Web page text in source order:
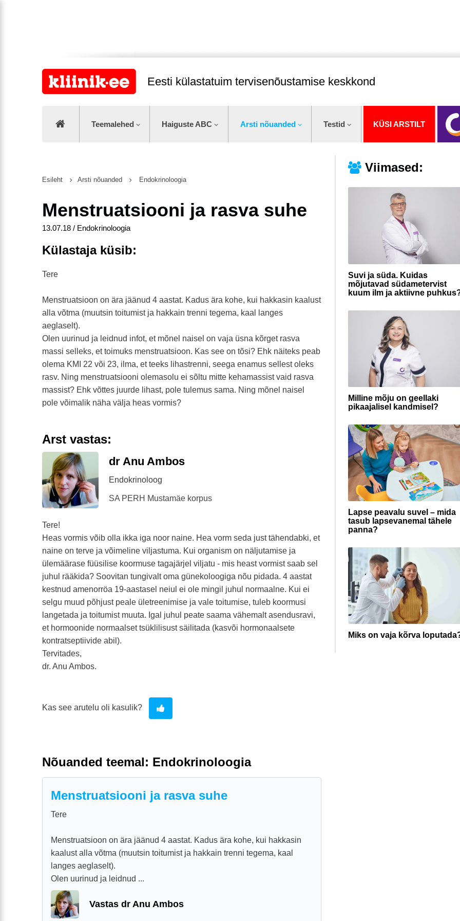
Eesti külastatuim tervisenõustamise keskkond
Teemalehed Haiguste ABC Arsti nõuanded Testid KÜSI ARSTILT
Viimased:
Suvi ja süda. Kuidas
mõjutavad südametervist
kuum ilm ja aktiivne
Milline mõju on geellaki
pikaajalisel kandmisel?
Lapse peavalu suvel – mida
tasub lapsevanemal tähele
panna?
Miks on vaja kõrva
Esileht Arsti nõuanded Endokrinoloogia
Menstruatsiooni ja rasva suhe
13.07.18 / Endokrinoloogia
Külastaja küsib:
Tere
Menstruatsioon on ära jäänud 4 aastat. Kadus ära kohe, kui hakkasin kaalust
alla võtma (muutsin toitumist ja hakkain trenni tegema, kaal langes
aeglaselt).
Olen uurinud ja leidnud infot, et mõnel naisel on vaja üsna kõrget rasva
massi selleks, et toimuks menstruatsioon. Kas see on tõsi? Ehk näiteks peab
olema KMI 22 või 23, ilma, et teeks lihastrenni, seega enamus sellest oleks
rasv. Ning menstruatsiooni olemasolu ei sõltu mitte kehamassist vaid rasva
massist? Ehk võttes juurde lihast, pole tulemus sama. Ning mõnel naisel
pole võimalik näha välja heas vormis?
Arst vastas:
dr Anu Ambos
Endokrinoloog
SA PERH Mustamäe korpus
Tere!
Heas vormis võib olla ikka iga noor naine. Hea vorm seda just tähendabki, et
naine on terve ja võimeline viljastuma. Kui organism on näljutamise ja
ülemäärase füüsilise koormuse tagajärjel viljatu - mis heast vormist saab sel
juhul rääkida? Soovitan tungivalt oma günekoloogiga nõu pidada. 4 aastat
kestnud amenorröa 19-aastasel neiul ei ole mingil juhul normaalne. Kui ei
selgu muud põhjust peale ületreenimise ja vale toitumise, tuleb koormusi
langetada ja toitumist muuta. Igal juhul peate saama vähemalt asendusravi,
et hormoonide normaalset tsüklilisust säilitada (kasvõi hormonaalsete
kontratseptiivide abil).
Tervitades,
dr. Anu Ambos.
Kas see arutelu oli kasulik?
Nõuanded teemal: Endokrinoloogia
Menstruatsiooni ja rasva suhe
Tere
Menstruatsioon on ära jäänud 4 aastat. Kadus ära kohe, kui hakkasin
kaalust alla võtma (muutsin toitumist ja hakkain trenni tegema, kaal
langes aeglaselt).
Olen uurinud ja leidnud ...
Vastas dr Anu Ambos